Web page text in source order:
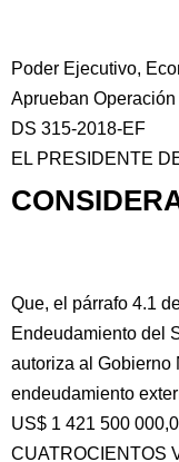
Poder Ejecutivo,
Aprueban
DS 315-2018-EF
EL PRESIDENTE
Que, el párrafo 4.1
Endeudamiento del
autoriza al Gobierno
endeudamiento
US$ 1 421 500
CUATROCIENTOS